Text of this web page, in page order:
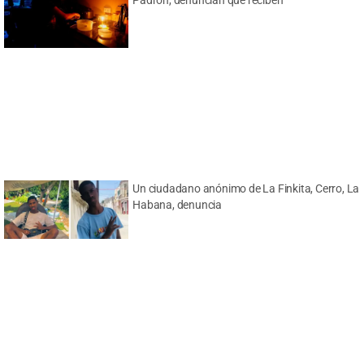
Un ciudadano anónimo de La Finkita, Cerro, La
Habana, denuncia